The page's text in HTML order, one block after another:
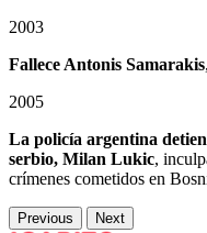
2003
Fallece Antonis Samarakis
2005
La policía argentina
serbio, Milan Lukic,
crímenes cometidos en
Previous Next